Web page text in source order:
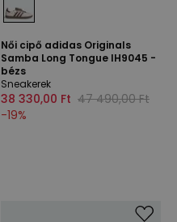
Női cipő adidas Originals
Samba Long Tongue IH9045 -
bézs
Sneakerek
38 330,00 Ft 47 490,00 Ft
-19%